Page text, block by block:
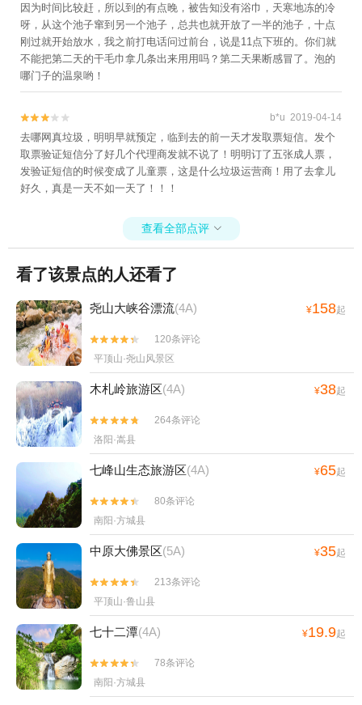
因为时间比较赶，所以到的有点晚，被告知没有浴巾，天寒地冻的冷
呀，从这个池子窜到另一个池子，总共也就开放了一半的池子，十点
刚过就开始放水，我之前打电话问过前台，说是11点下班的。你们就
不能把第二天的干毛巾拿几条出来用用吗？第二天果断感冒了。泡的
哪门子的温泉哟！

 b*u 2019-04-14
去哪网真垃圾，明明早就预定，临到去的前一天才发取票短信。发个
取票验证短信分了好几个代理商发就不说了！明明订了五张成人票，
发验证短信的时候变成了儿童票，这是什么垃圾运营商！用了去拿儿
好久，真是一天不如一天了！！！
查看全部点评 
看了该景点的人还看了
尧山大峡谷漂流(4A) ¥158起


120条评论
平顶山·尧山风景区
木札岭旅游区(4A) ¥38起


264条评论
洛阳·嵩县
七峰山生态旅游区(4A) ¥65起


80条评论
南阳·方城县
中原大佛景区(5A) ¥35起


213条评论
平顶山·鲁山县
七十二潭(4A) ¥19.9起


78条评论
南阳·方城县